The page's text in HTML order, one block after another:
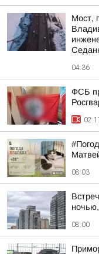
Мост,
04:36
ФСБ
08:03
08:00